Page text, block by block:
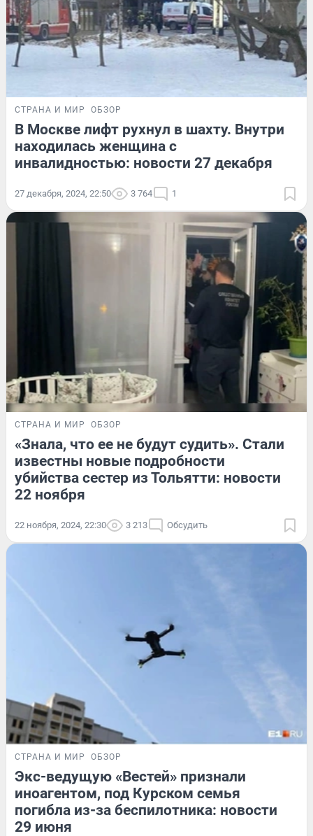
СТРАНА И МИР ОБЗОР
В Москве лифт рухнул в шахту. Внутри
находилась женщина с
инвалидностью: новости 27 декабря
27 декабря, 2024, 22:50 3 764 1
СТРАНА И МИР ОБЗОР
«Знала, что ее не будут судить». Стали
известны новые подробности
убийства сестер из Тольятти: новости
22 ноября
22 ноября, 2024, 22:30 3 213 Обсудить
СТРАНА И МИР ОБЗОР
Экс-ведущую «Вестей» признали
иноагентом, под Курском семья
погибла из-за беспилотника: новости
29 июня